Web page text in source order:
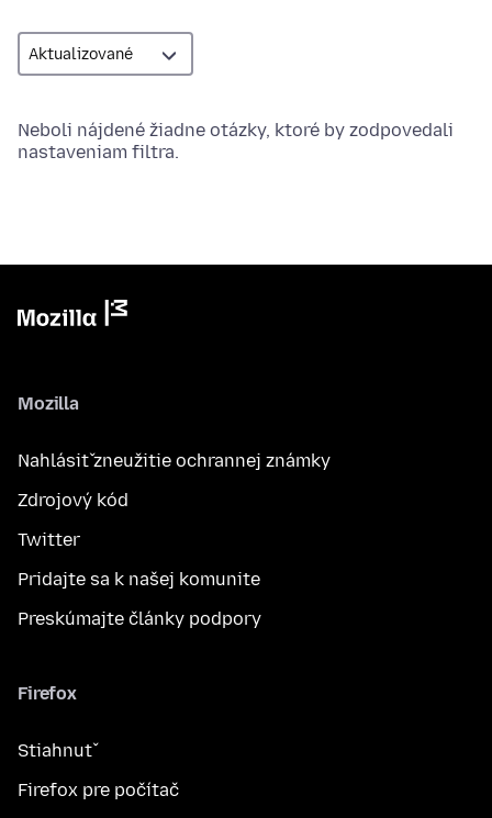
Neboli nájdené žiadne otázky, ktoré by zodpovedali
nastaveniam filtra.
Mozilla
Nahlásiť zneužitie ochrannej známky
Zdrojový kód
Twitter
Pridajte sa k našej komunite
Preskúmajte články podpory
Firefox
Stiahnuť
Firefox pre počítač